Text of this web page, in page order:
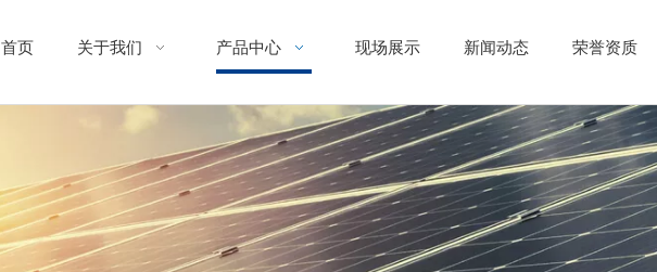
首页 关于我们 产品中心 现场展示 新闻动态 荣誉资质